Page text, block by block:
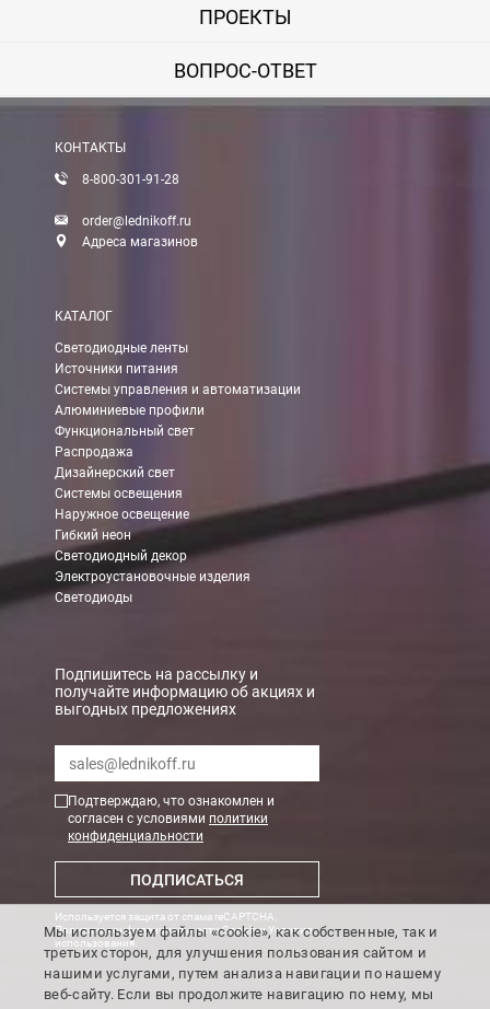
ПРОЕКТЫ
ВОПРОС-ОТВЕТ
КОНТАКТЫ
8-800-301-91-28
order@lednikoff.ru
Адреса магазинов
КАТАЛОГ
Светодиодные ленты
Источники питания
Системы управления и автоматизации
Алюминиевые профили
Функциональный свет
Распродажа
Дизайнерский свет
Системы освещения
Наружное освещение
Гибкий неон
Светодиодный декор
Электроустановочные изделия
Светодиоды
Подпишитесь на рассылку и
получайте информацию об акциях и
выгодных предложениях
Подтверждаю, что ознакомлен и
согласен с условиями политики
конфиденциальности
ПОДПИСАТЬСЯ
Используется защита от спама reCAPTCHA,
Политика конфиденциальности GoogleиУсловия
использования
Мы используем файлы «cookie», как собственные, так и
третьих сторон, для улучшения пользования сайтом и
нашими услугами, путем анализа навигации по нашему
веб-сайту. Если вы продолжите навигацию по нему, мы